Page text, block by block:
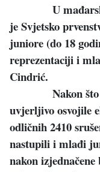
U mađarskom
je Svjetsko
juniore (do 18
reprezentaciji i
Cindrić.
Nakon što su
uvjerljivo osvojile
odličnih 2410
nastupili i mlađi
nakon